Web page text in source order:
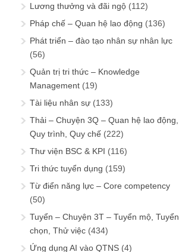
Lương thưởng và đãi ngộ (112)
Pháp chế – Quan hệ lao động (136)
Phát triển – đào tạo nhân sự nhân lực
(56)
Quản trị tri thức – Knowledge
Management (19)
Tài liệu nhân sự (133)
Thải – Chuyện 3Q – Quan hệ lao động,
Quy trình, Quy chế (222)
Thư viện BSC & KPI (116)
Tri thức tuyển dụng (159)
Từ điển năng lực – Core competency
(50)
Tuyển – Chuyện 3T – Tuyển mộ, Tuyển
chọn, Thử việc (434)
Ứng dụng AI vào QTNS (4)